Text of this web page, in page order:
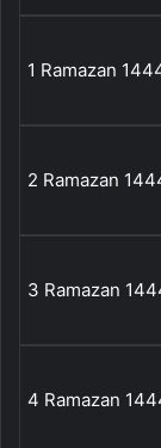
1 Ramazan
2 Ramazan
3 Ramazan
4 Ramazan